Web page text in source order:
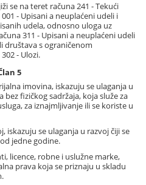
se na teret računa 241 - Tekući
- Upisani a neuplaćeni udeli i
udela, odnosno uloga uz
311 - Upisani a neuplaćeni udeli
društava s ograničenom
- Ulozi.
5
imovina, iskazuju se ulaganja u
fizičkog sadržaja, koja služe za
za iznajmljivanje ili se koriste u
iskazuju se ulaganja u razvoj čiji se
jedne godine.
licence, robne i uslužne marke,
prava koja se priznaju u skladu